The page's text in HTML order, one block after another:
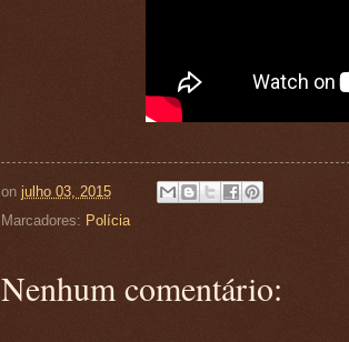
on julho 03, 2015
Marcadores: Polícia
Nenhum comentário: